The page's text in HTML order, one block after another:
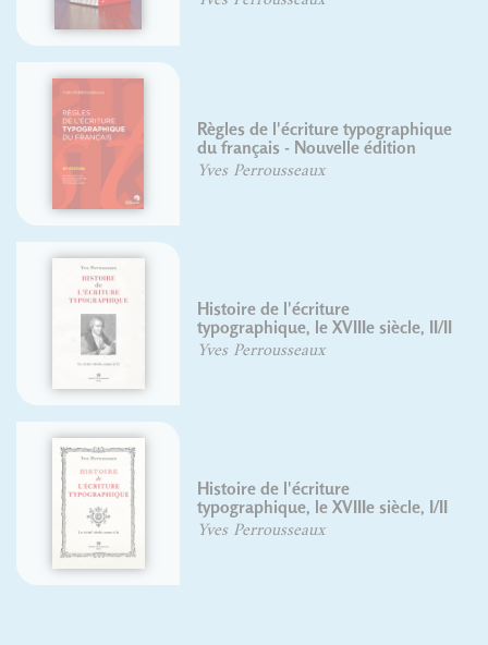
Règles de l'écriture typographique
du français - Nouvelle édition
Yves Perrousseaux
Histoire de l'écriture
typographique, le XVIIIe siècle, II/II
Yves Perrousseaux
Histoire de l'écriture
typographique, le XVIIIe siècle, I/II
Yves Perrousseaux